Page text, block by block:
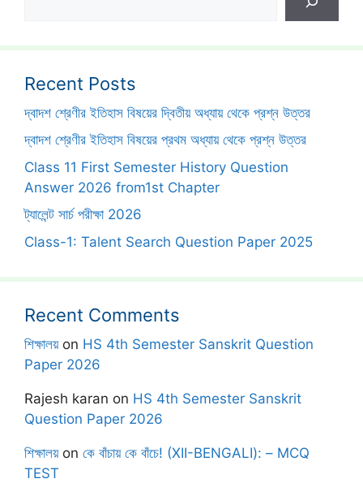
Recent Posts
দ্বাদশ শ্রেণীর ইতিহাস বিষয়ের দ্বিতীয় অধ্যায় থেকে প্রশ্ন উত্তর
দ্বাদশ শ্রেণীর ইতিহাস বিষয়ের প্রথম অধ্যায় থেকে প্রশ্ন উত্তর
Class 11 First Semester History Question
Answer 2026 from1st Chapter
ট্যালেন্ট সার্চ পরীক্ষা 2026
Class-1: Talent Search Question Paper 2025
Recent Comments
শিক্ষালয়on HS 4th Semester Sanskrit Question
Paper 2026
Rajesh karan on HS 4th Semester Sanskrit
Question Paper 2026
শিক্ষালয়on কে বাঁচায় কে বাঁচে! (XII-BENGALI): – MCQ
TEST